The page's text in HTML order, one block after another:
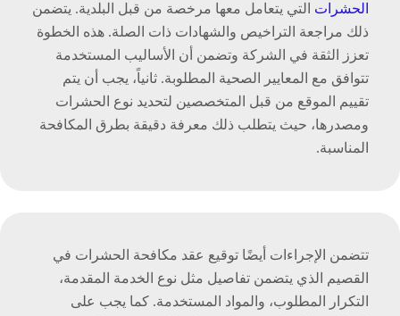
الحشرات التي يتعامل معها مرخصة من قبل البلدية. يتضمن
ذلك مراجعة التراخيص والشهادات ذات الصلة. هذه الخطوة
تعزز الثقة في الشركة وتضمن أن الأساليب المستخدمة
تتوافق مع المعايير الصحية المطلوبة. ثانياً، يجب أن يتم
تقييم الموقع من قبل المتخصصين لتحديد نوع الحشرات
ومصدرها، حيث يتطلب ذلك معرفة دقيقة بطرق المكافحة
المناسبة.
تتضمن الإجراءات أيضًا توقيع عقد مكافحة الحشرات في
القصيم الذي يتضمن تفاصيل مثل نوع الخدمة المقدمة،
التكرار المطلوب، والمواد المستخدمة. كما يجب على